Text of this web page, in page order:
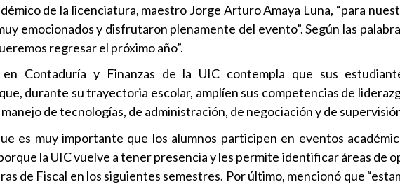
de la licenciatura, maestro Jorge Arturo Amaya Luna, “para
emocionados y disfrutaron plenamente del evento”. Según las
regresar el próximo año”.
Contaduría y Finanzas de la UIC contempla que sus
durante su trayectoria escolar, amplíen sus competencias de
de tecnologías, de administración, de negociación y de
es muy importante que los alumnos participen en eventos
la UIC vuelve a tener presencia y les permite identificar áreas de
de Fiscal en los siguientes semestres. Por último, mencionó que